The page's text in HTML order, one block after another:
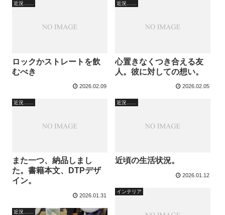
近況……
ロックかストレートを飲
むべき
2026.02.09
近況……
心置きなくつき合える友
人。彼に対しての想い。
2026.02.05
近況……
また一つ、納品しまし
た。書籍本文、DTPデザ
イン。
2026.01.31
近況……
近頃の生活状況。
2026.01.12
インテリア
近況……